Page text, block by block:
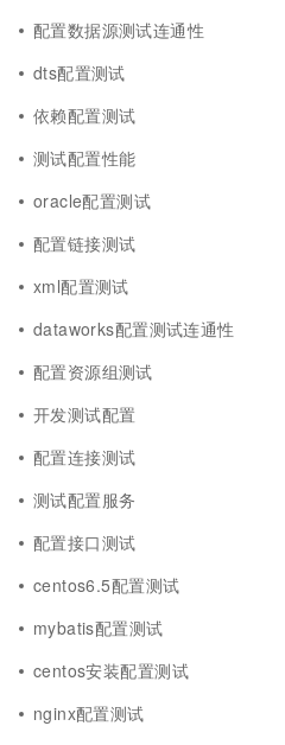
配置数据源测试连通性
dts配置测试
依赖配置测试
测试配置性能
oracle配置测试
配置链接测试
xml配置测试
dataworks配置测试连通性
配置资源组测试
开发测试配置
配置连接测试
测试配置服务
配置接口测试
centos6.5配置测试
mybatis配置测试
centos安装配置测试
nginx配置测试